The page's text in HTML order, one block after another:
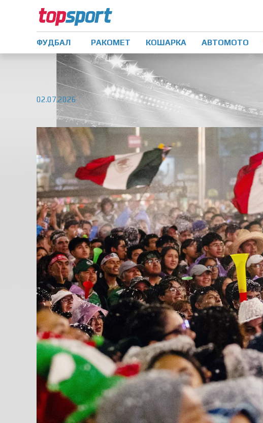
ФУДБАЛ РАКОМЕТ КОШАРКА АВТОМОТО
02.07.2026